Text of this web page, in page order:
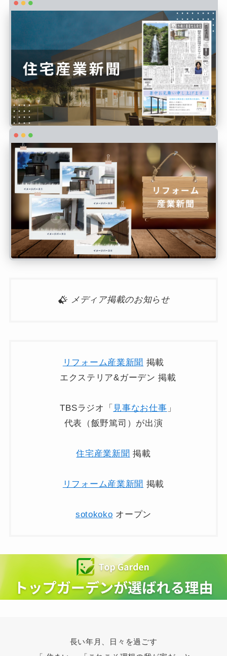
メディア掲載のお知らせ
リフォーム産業新聞 掲載
エクステリア&ガーデン 掲載
TBSラジオ「 見事なお仕事 」
代表（飯野篤司）が出演
住宅産業新聞 掲載
リフォーム産業新聞 掲載
sotokoko オープン
長い年月、日々を過ごす